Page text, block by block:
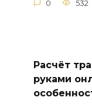
0 532
Расчёт
руками